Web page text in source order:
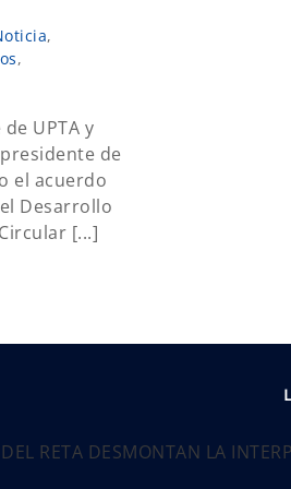
,
,
UPTA y
de
el acuerdo
Desarrollo
[...]
RETA DESMONTAN LA